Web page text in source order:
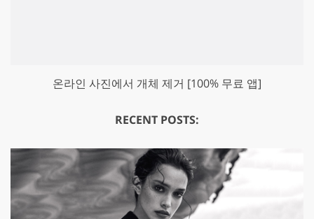
온라인 사진에서 개체 제거 [100% 무료 앱]
RECENT POSTS: